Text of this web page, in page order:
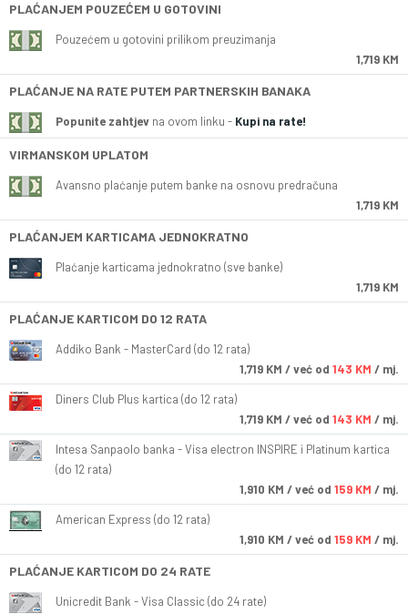
PLAĆANJEM POUZEĆEM U GOTOVINI
Pouzećem u gotovini prilikom preuzimanja
1,719 KM
PLAĆANJE NA RATE PUTEM PARTNERSKIH BANAKA
Popunite zahtjev na ovom linku - Kupi na rate!
VIRMANSKOM UPLATOM
Avansno plaćanje putem banke na osnovu predračuna
1,719 KM
PLAĆANJEM KARTICAMA JEDNOKRATNO
Plaćanje karticama jednokratno (sve banke)
1,719 KM
PLAĆANJE KARTICOM DO 12 RATA
Addiko Bank - MasterCard (do 12 rata)
1,719 KM / već od 143 KM / mj.
Diners Club Plus kartica (do 12 rata)
1,719 KM / već od 143 KM / mj.
Intesa Sanpaolo banka - Visa electron INSPIRE i Platinum kartica
(do 12 rata)
1,910 KM / već od 159 KM / mj.
American Express (do 12 rata)
1,910 KM / već od 159 KM / mj.
PLAĆANJE KARTICOM DO 24 RATE
Unicredit Bank - Visa Classic (do 24 rate)